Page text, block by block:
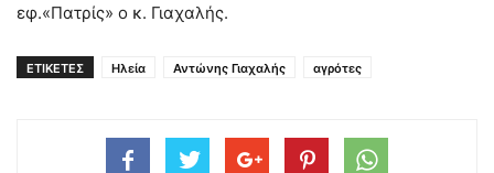
εφ.«Πατρίς» ο κ. Γιαχαλής.
ΕΤΙΚΕΤΕΣ Ηλεία Αντώνης Γιαχαλής αγρότες